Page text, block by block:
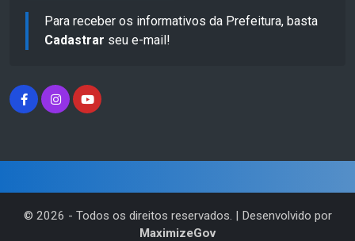
Para receber os informativos da Prefeitura, basta
Cadastrar seu e-mail!
© 2026 - Todos os direitos reservados. | Desenvolvido por
MaximizeGov